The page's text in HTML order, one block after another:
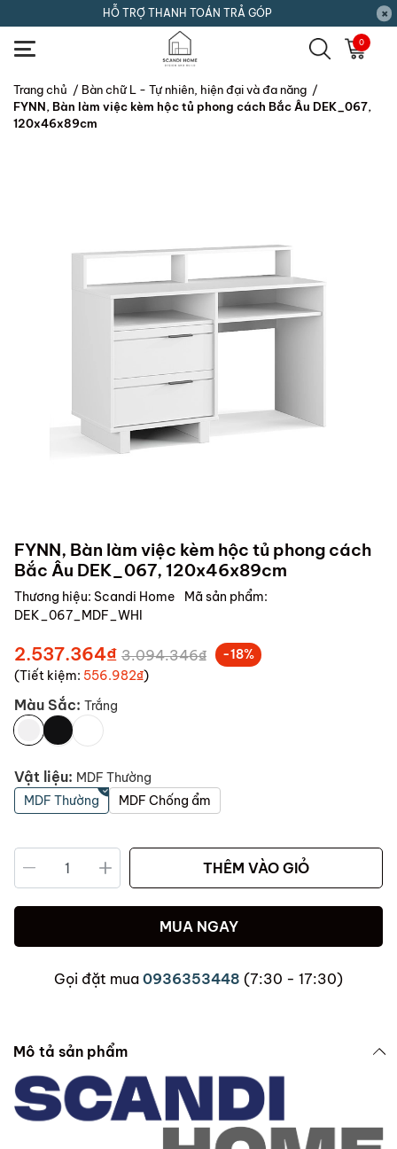
HỖ TRỢ THANH TOÁN TRẢ GÓP
0
Trang chủ / Bàn chữ L - Tự nhiên, hiện đại và đa năng /
FYNN, Bàn làm việc kèm hộc tủ phong cách Bắc Âu DEK_067,
120x46x89cm
FYNN, Bàn làm việc kèm hộc tủ phong cách
Bắc Âu DEK_067, 120x46x89cm
Thương hiệu: Scandi Home
Mã sản phẩm:
DEK_067_MDF_WHI
2.537.364₫ 3.094.346₫
-18%
(Tiết kiệm: 556.982₫)
Màu Sắc: Trắng
Vật liệu: MDF Thường
MDF Thường
MDF Chống ẩm
THÊM VÀO GIỎ
MUA NGAY
Gọi đặt mua 0936353448 (7:30 - 17:30)
Mô tả sản phẩm